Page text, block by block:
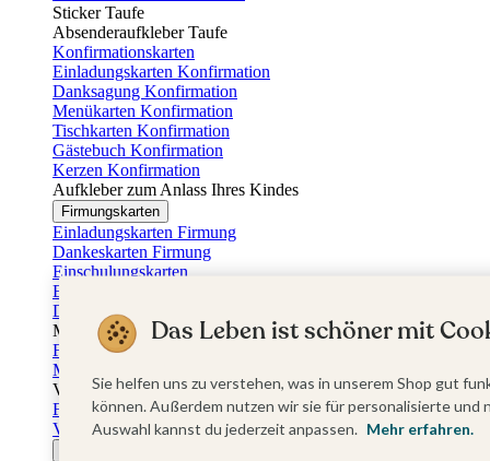
Sticker Taufe
Absenderaufkleber Taufe
Konfirmationskarten
Einladungskarten Konfirmation
Danksagung Konfirmation
Menükarten Konfirmation
Tischkarten Konfirmation
Gästebuch Konfirmation
Kerzen Konfirmation
Aufkleber zum Anlass Ihres Kindes
Firmungskarten
Einladungskarten Firmung
Dankeskarten Firmung
Einschulungskarten
Einladungskarten Einschulung
Danksagung Einschulung
Muttertag
Fotogeschenke Muttertag
Muttertagskarten
Vatertag
Fotogeschenke Vatertag
Vatertagskarten
Das Leben ist schöner mit
Sie helfen uns zu verstehen, was in unserem Shop gut
können. Außerdem nutzen wir sie für personalisierte
Auswahl kannst du jederzeit anpassen. Mehr erfahren.